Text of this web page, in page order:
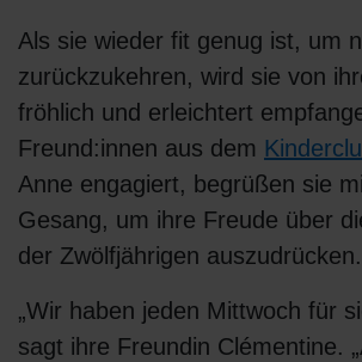
Als sie wieder fit genug ist, um
zurückzukehren, wird sie von
fröhlich und erleichtert
Freund:innen aus dem
Anne engagiert, begrüßen sie
Gesang, um ihre Freude über
der Zwölfjährigen auszudrücken.
„Wir haben jeden Mittwoch für
sagt ihre Freundin Clémentine.